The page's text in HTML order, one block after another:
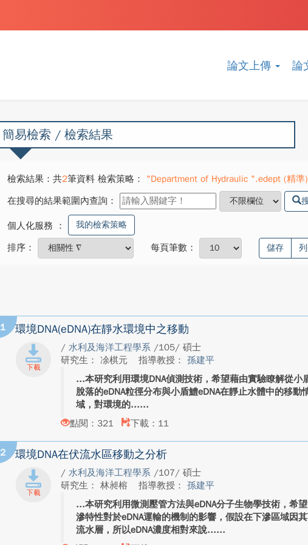
論文上傳 論
簡易檢索 / 檢索結果
檢索結果：共2筆資料 檢索策略：
"Department of Hydraulic ".edept (精
在搜尋的結果範圍內查詢：
個人化服務 ： 我的檢索策略
排序： 每頁筆數： 儲存
1 環境DNA(eDNA)在靜水環境中之移動
/ 水利及海洋工程學系 /105/ 碩士
研究生： 凃棋元
指導教授： 孫建平
本研究利用環境DNA偵測技術，希望藉由實驗瞭解從小
脫落的eDNA粒徑分布與小盾鱧eDNA在靜止水體中的移
域，對環境的...
點閱：321
下載：11
2 環境DNA在伏流水區移動之分析
/ 水利及海洋工程學系 /107/ 碩士
研究生： 林昶榕
指導教授： 孫建平
本研究利用微測壓管方法與eDNA分子生物學技術，希
滲特性對於eDNA運輸的機制的影響，假設在下滲區域因
流水層，所以eDNA濃度相對來說...